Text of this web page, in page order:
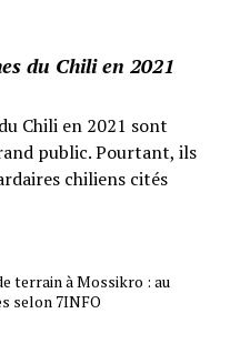
du Chili en 2021
Chili en 2021 sont
public. Pourtant, ils
chiliens cités
terrain à Mossikro : au
selon 7INFO